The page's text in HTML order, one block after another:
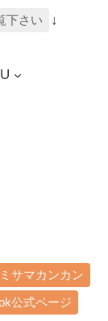
下さい ↓
サマカンカン
公式ページ